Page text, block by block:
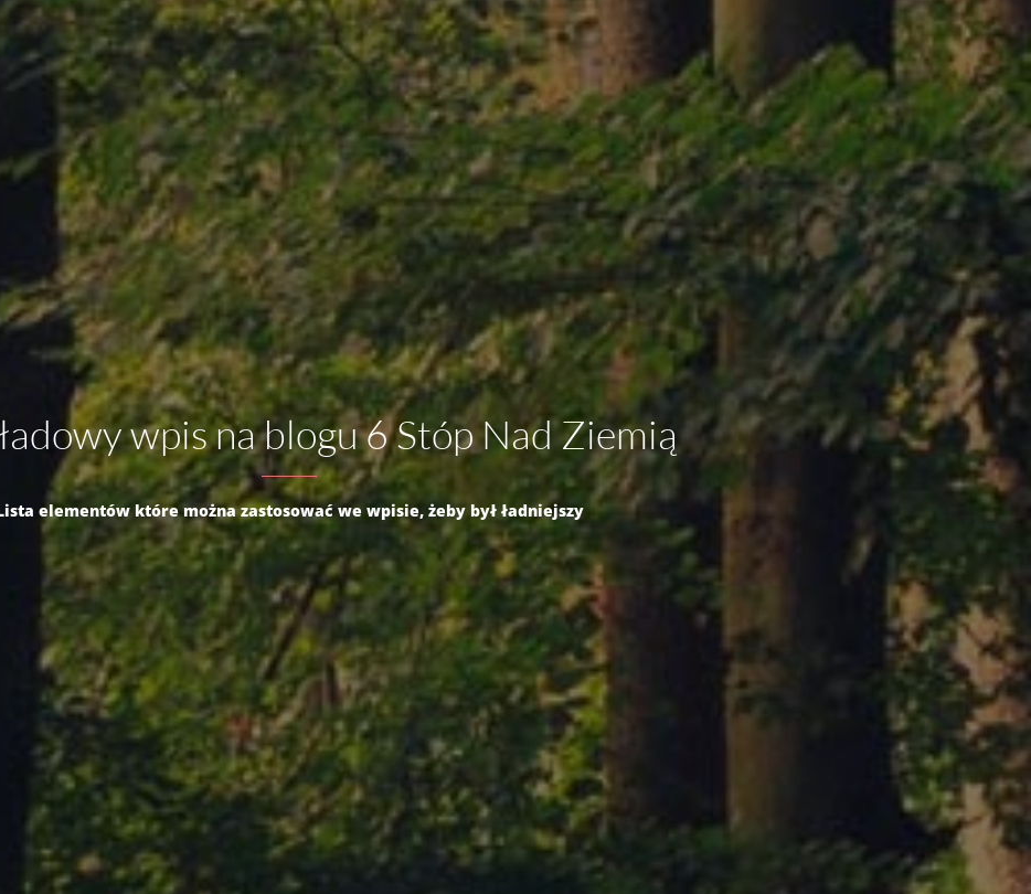
wpis na blogu 6 Stóp Nad Ziemią
elementów które można zastosować we wpisie, żeby był ładniejszy